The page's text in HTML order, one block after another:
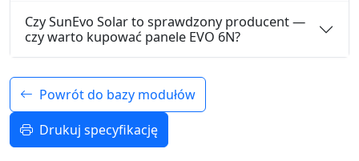
Czy SunEvo Solar to sprawdzony producent —
czy warto kupować panele EVO 6N?
Powrót do bazy modułów
Drukuj specyfikację